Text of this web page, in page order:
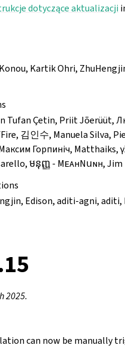
dotyczące aktualizacji
Kartik Ohri,
Tufan Çetin, Priit Jõerüüt,
김인수, Manuela Silva,
Горпиніч,
មនុញ្ញ - MᴇᴀнNսɴн, Jim
Edison, aditi-agni,
2025.
can now be manually